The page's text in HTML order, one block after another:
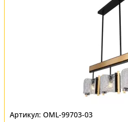
OML-99703-03